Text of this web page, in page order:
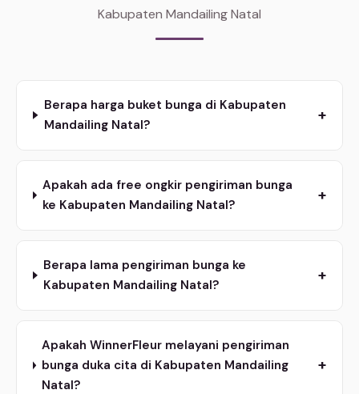
Kabupaten Mandailing Natal
Berapa harga buket bunga di Kabupaten
Mandailing Natal?
+
Apakah ada free ongkir pengiriman bunga
ke Kabupaten Mandailing Natal?
+
Berapa lama pengiriman bunga ke
Kabupaten Mandailing Natal?
+
Apakah WinnerFleur melayani pengiriman
bunga duka cita di Kabupaten Mandailing
Natal?
+